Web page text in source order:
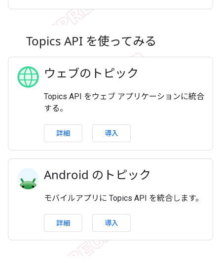
Topics API を使ってみる
ウェブのトピック
Topics API をウェブ アプリケーションに統合
する。
詳細 導入
Android のトピック
モバイルアプリに Topics API を統合します。
詳細 導入